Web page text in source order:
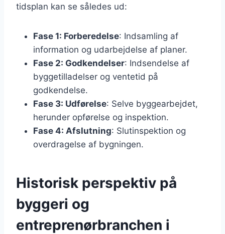
tidsplan kan se således ud:
Fase 1: Forberedelse: Indsamling af
information og udarbejdelse af planer.
Fase 2: Godkendelser: Indsendelse af
byggetilladelser og ventetid på
godkendelse.
Fase 3: Udførelse: Selve byggearbejdet,
herunder opførelse og inspektion.
Fase 4: Afslutning: Slutinspektion og
overdragelse af bygningen.
Historisk perspektiv på
byggeri og
entreprenørbranchen i